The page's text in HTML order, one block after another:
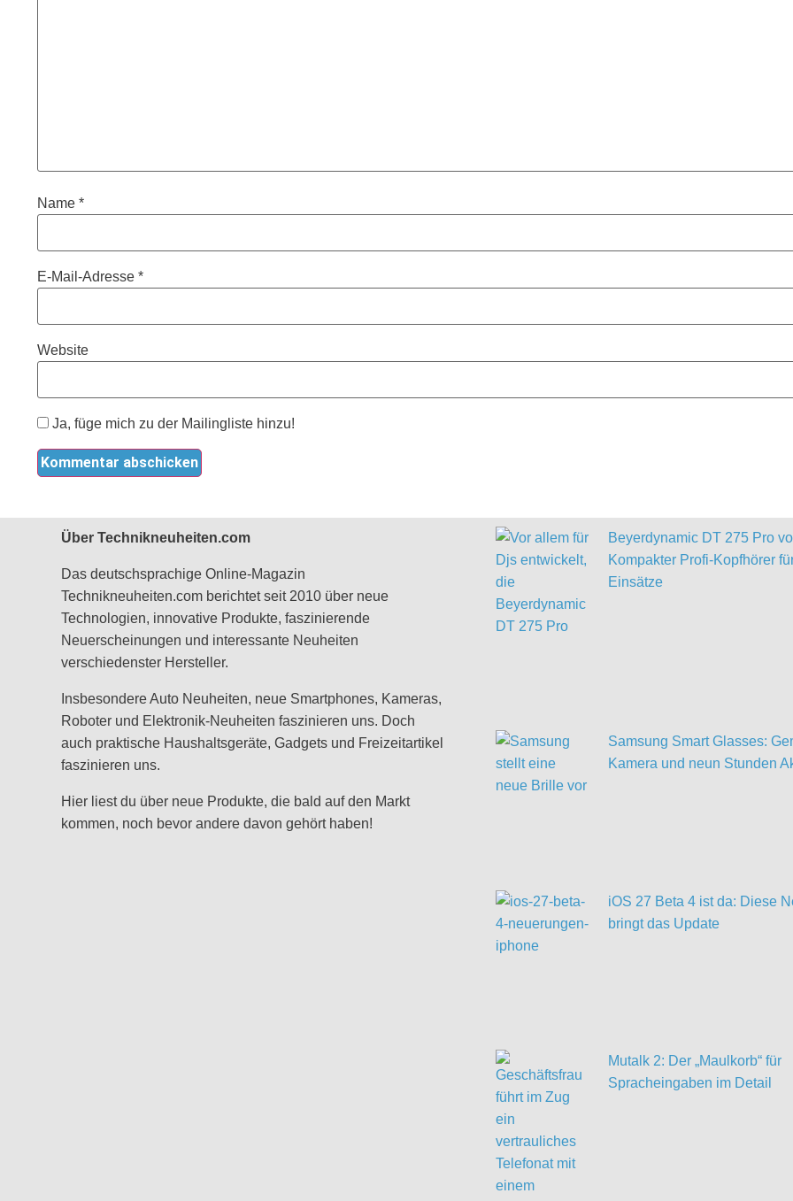
Name *
E-Mail-Adresse *
Website
Ja, füge mich zu der Mailingliste hinzu!
Über Technikneuheiten.com
Das deutschsprachige Online-Magazin
Technikneuheiten.com berichtet seit 2010 über neue
Technologien, innovative Produkte, faszinierende
Neuerscheinungen und interessante Neuheiten
verschiedenster Hersteller.
Insbesondere Auto Neuheiten, neue Smartphones, Kameras,
Roboter und Elektronik-Neuheiten faszinieren uns. Doch
auch praktische Haushaltsgeräte, Gadgets und Freizeitartikel
faszinieren uns.
Hier liest du über neue Produkte, die bald auf den Markt
kommen, noch bevor andere davon gehört haben!
Beyerdynamic DT 275 Pro
Kompakter Profi-Kopfhörer
Einsätze
Samsung Smart Glasses:
Kamera und neun Stunden
iOS 27 Beta 4 ist da: Diese
bringt das Update
Mutalk 2: Der „Maulkorb“ für
Spracheingaben im Detail